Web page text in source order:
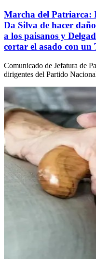
Marcha del Patriarca:
Da Silva de hacer
a los paisanos y
cortar el asado con
Comunicado de Jefatura de
dirigentes del Partido